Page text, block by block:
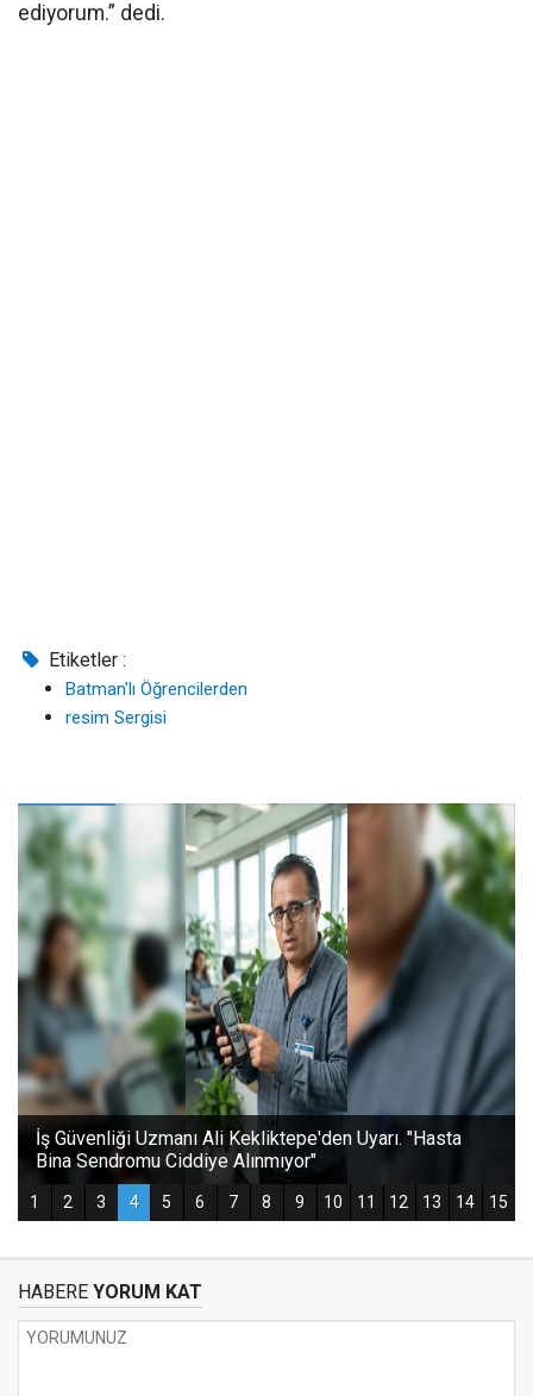
ediyorum.” dedi.
Etiketler :
Batman'lı Öğrencilerden
resim Sergisi
HABERE YORUM KAT